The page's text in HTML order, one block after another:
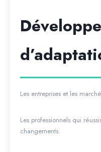
Les entreprises et les
Les professionnels qui
changements.